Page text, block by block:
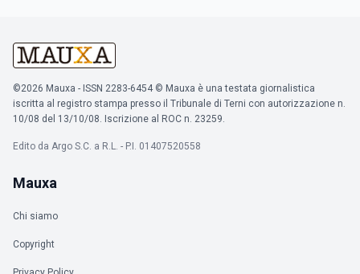
©2026 Mauxa - ISSN 2283-6454 © Mauxa è una testata giornalistica
iscritta al registro stampa presso il Tribunale di Terni con autorizzazione n.
10/08 del 13/10/08. Iscrizione al ROC n. 23259.
Edito da Argo S.C. a R.L. - P.I. 01407520558
Mauxa
Chi siamo
Copyright